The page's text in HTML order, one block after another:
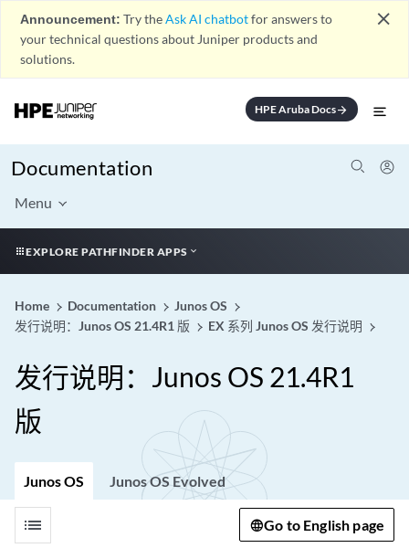
Announcement: Try theAsk AI chatbotfor answers to
your technical questions about Juniper products and
solutions.
close
HPE Aruba Docsarrow_forward
Documentation
Menu
EXPLORE PATHFINDER APPS
Home Documentation
Junos OS
发行说明：Junos OS 21.4R1 版
EX 系列 Junos OS 发行说明
发行说明：Junos OS 21.4R1
版
Junos OS Junos OS Evolved
list Go to English page